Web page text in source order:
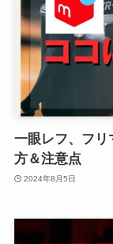
一眼レフ、フリ
方＆注意点
2024年8月5日